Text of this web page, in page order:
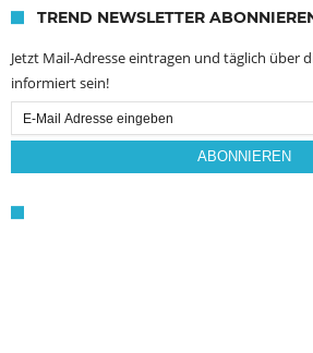
TREND NEWSLETTER
Jetzt Mail-Adresse eintragen und täglich über
informiert sein!
Email
Subscription
ABONNIEREN